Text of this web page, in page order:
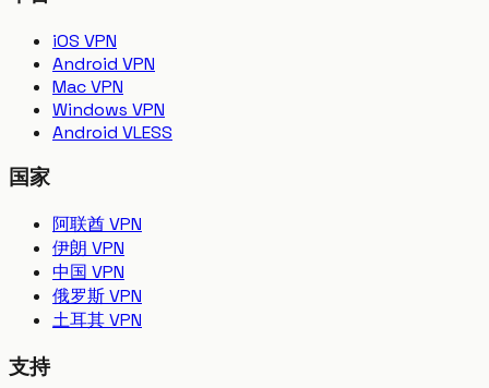
iOS VPN
Android VPN
Mac VPN
Windows VPN
Android VLESS
国家
阿联酋 VPN
伊朗 VPN
中国 VPN
俄罗斯 VPN
土耳其 VPN
支持